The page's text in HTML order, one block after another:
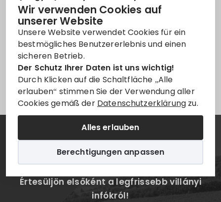
Wir verwenden Cookies auf
unserer Website
Unsere Website verwendet Cookies für ein
bestmögliches Benutzererlebnis und einen
sicheren Betrieb.
Der Schutz Ihrer Daten ist uns wichtig!
Durch Klicken auf die Schaltfläche „Alle
erlauben“ stimmen Sie der Verwendung aller
Cookies gemäß der Datenschutzerklärung zu.
Alles erlauben
Berechtigungen anpassen
utcában
17. Dez. 2021
Leider ist der Eintrag nur aufMagyarverfügbar.
Hírlevél
Értesüljön elsőként a legfrissebb villányi
infókról!